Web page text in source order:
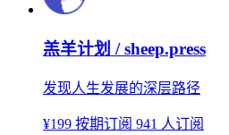
羔羊计划 / sheep.press
发现人生发展的深层路径
¥199 按期订阅 941 人订阅